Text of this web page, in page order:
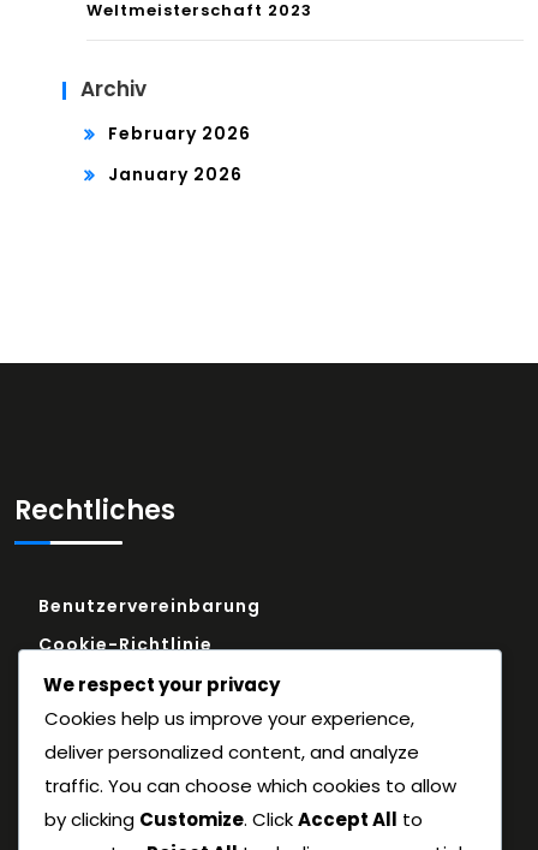
Weltmeisterschaft 2023
Archiv
February 2026
January 2026
Rechtliches
Benutzervereinbarung
Cookie-Richtlinie
Kontakt
Wer wir sind
Datenschutzbestimmungen
We respect your privacy
Cookies help us improve your experience,
deliver personalized content, and analyze
traffic. You can choose which cookies to allow
by clicking Customize. ClickAccept All to